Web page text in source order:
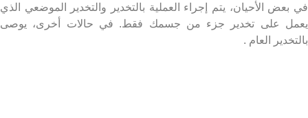
الأحيان، يتم إجراء العملية بالتخدير والتخدير الموضعي الذي
على تخدير جزء من جسمك فقط. في حالات أخرى، يوصى
العام .